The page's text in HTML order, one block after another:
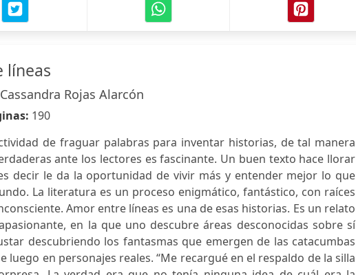
líneas
Rojas Alarcón
190
de fraguar palabras para inventar historias, de tal manera
ante los lectores es fascinante. Un buen texto hace llorar
decir le da la oportunidad de vivir más y entender mejor lo que
La literatura es un proceso enigmático, fantástico, con raíces
Amor entre líneas es una de esas historias. Es un relato
en la que uno descubre áreas desconocidas sobre sí
descubriendo los fantasmas que emergen de las catacumbas
luego en personajes reales. “Me recargué en el respaldo de la silla